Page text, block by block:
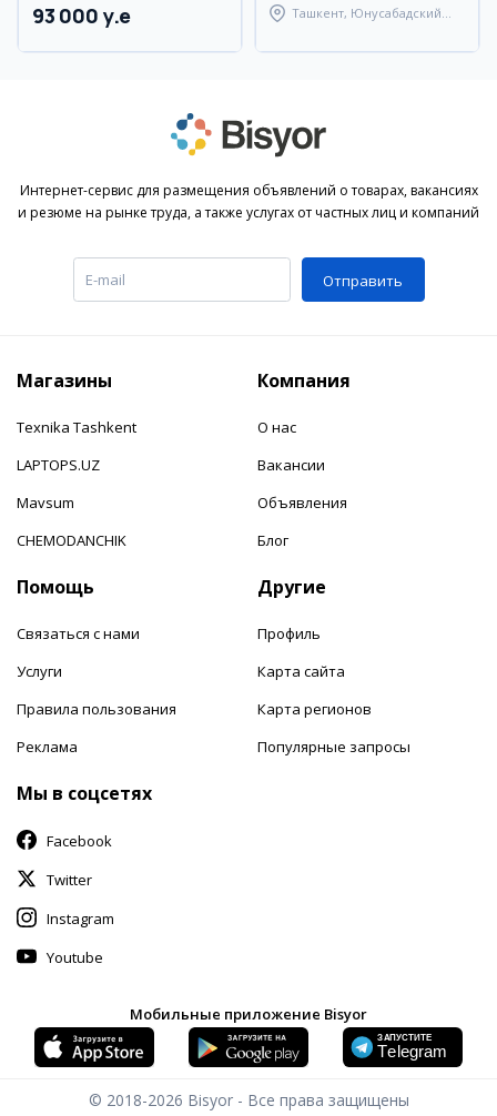
93 000 y.e
Ташкент, Юнусабадский
Интернет-сервис для размещения объявлений о товарах, вакансиях
и резюме на рынке труда, а также услугах от частных лиц и компаний
Отправить
Магазины
Texnika Tashkent
LAPTOPS.UZ
Mavsum
CHEMODANCHIK
Компания
О нас
Вакансии
Объявления
Блог
Помощь
Связаться с нами
Услуги
Правила пользования
Реклама
Другие
Профиль
Карта сайта
Карта регионов
Популярные запросы
Мы в соцсетях
Facebook
Twitter
Instagram
Youtube
Мобильные приложение Bisyor
© 2018-2026 Bisyor - Все права защищены